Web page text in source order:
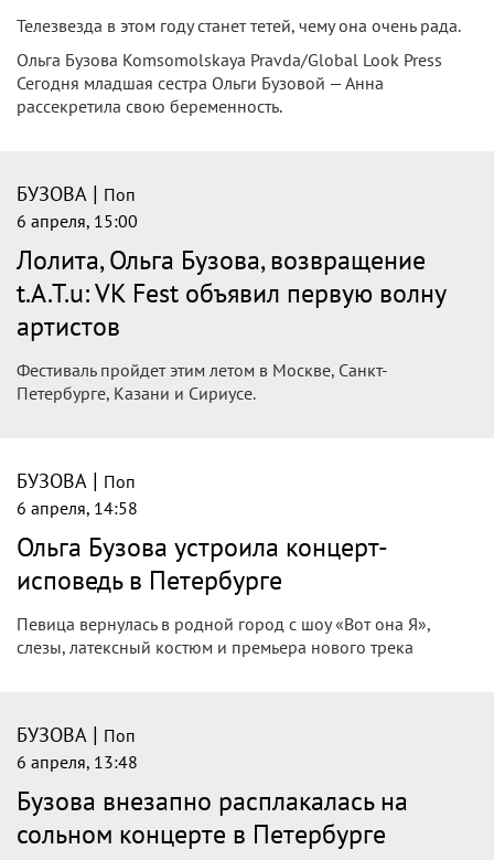
Телезвезда в этом году станет тетей, чему она очень рада.
Ольга Бузова Komsomolskaya Pravda/Global Look Press
Сегодня младшая сестра Ольги Бузовой — Анна
рассекретила свою беременность.
БУЗОВА | Поп
6 апреля, 15:00
Лолита, Ольга Бузова, возвращение
t.A.T.u: VK Fest объявил первую волну
артистов
Фестиваль пройдет этим летом в Москве, Санкт-
Петербурге, Казани и Сириусе.
БУЗОВА | Поп
6 апреля, 14:58
Ольга Бузова устроила концерт-
исповедь в Петербурге
Певица вернулась в родной город с шоу «Вот она Я»,
слезы, латексный костюм и премьера нового трека
БУЗОВА | Поп
6 апреля, 13:48
Бузова внезапно расплакалась на
сольном концерте в Петербурге